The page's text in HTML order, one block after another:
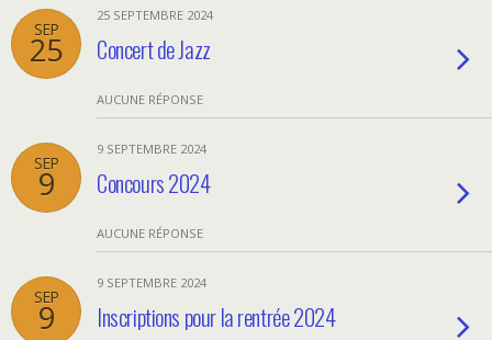
SEP
25
25 SEPTEMBRE 2024
Concert de Jazz
AUCUNE RÉPONSE
SEP
9
9 SEPTEMBRE 2024
Concours 2024
AUCUNE RÉPONSE
SEP
9
9 SEPTEMBRE 2024
Inscriptions pour la rentrée 2024